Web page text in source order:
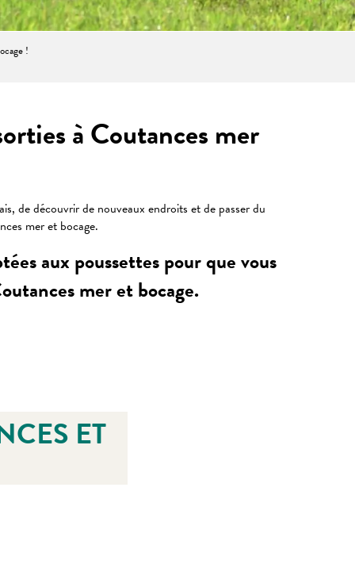
!
à Coutances mer
de découvrir de nouveaux endroits et de passer du
mer et bocage.
aux poussettes pour que vous
mer et bocage.
ET